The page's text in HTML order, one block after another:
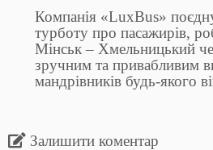
Компанія «LuxBus»
турботу про пасажирів,
Мінськ – Хмельницький
зручним та привабливим
мандрівників будь-якого
Залишити коментар